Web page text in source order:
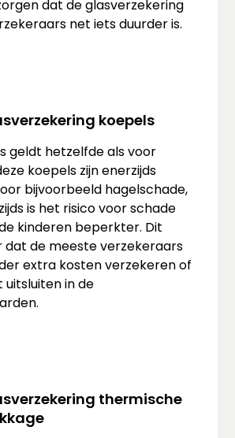
dat de glasverzekering
net iets duurder is.
koepels
geldt hetzelfde als voor
koepels zijn enerzijds
bijvoorbeeld hagelschade,
is het risico voor schade
kinderen beperkter. Dit
dat de meeste verzekeraars
extra kosten verzekeren of
uitsluiten in de
thermische